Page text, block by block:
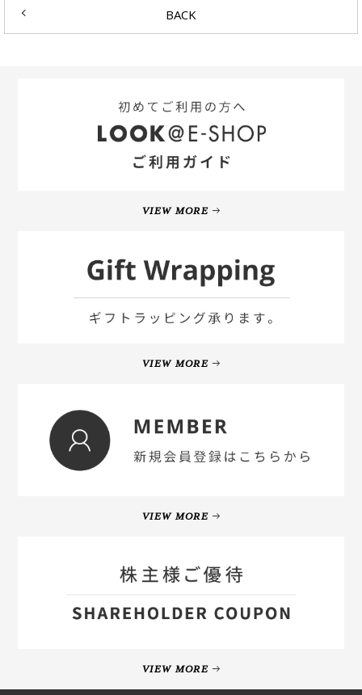
BACK
VIEW MORE
VIEW MORE
VIEW MORE
VIEW MORE